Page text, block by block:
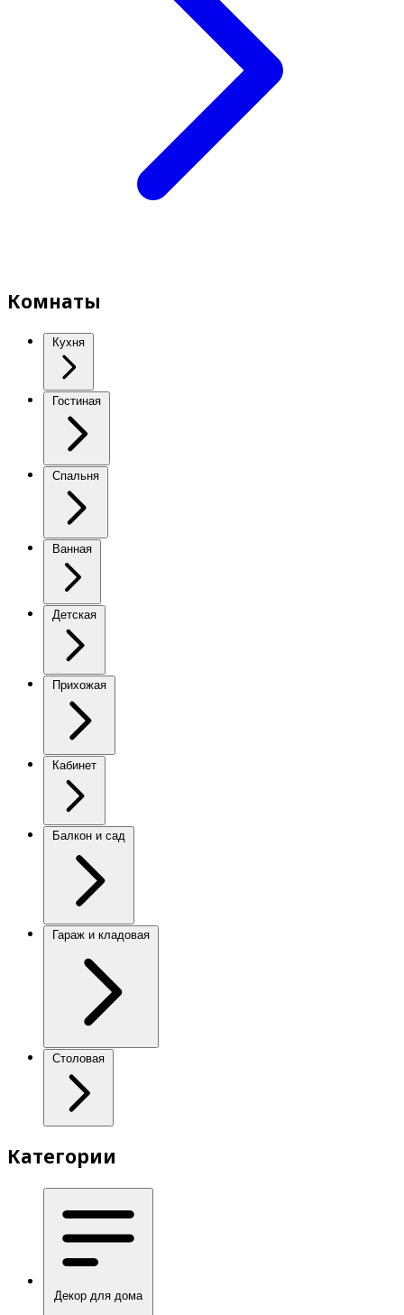
Комнаты
Кухня
Гостиная
Спальня
Ванная
Детская
Прихожая
Кабинет
Балкон и сад
Гараж и кладовая
Столовая
Категории
Декор для дома